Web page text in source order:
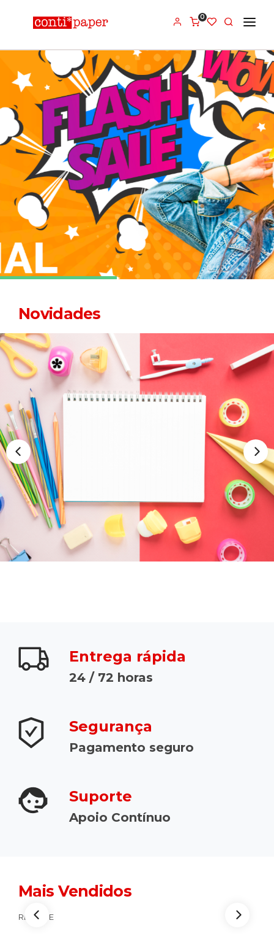
0
PRODUTOS
BLOG
CATÁLOGO
CONTACTOS
Menu
Produtos
Blog
Catálogo
Contactos
Novidades
Entrega rápida
24 / 72 horas
Segurança
Pagamento seguro
Suporte
Apoio Contínuo
Mais Vendidos
REMOVE